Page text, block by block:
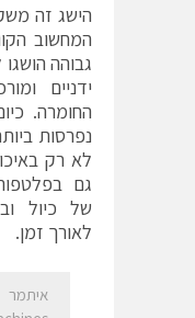
הישג זה
המחשוב
גבוהה
ידניים
החומרה.
נפרסות
לא רק
גם
של כיול
לאורך זמן.